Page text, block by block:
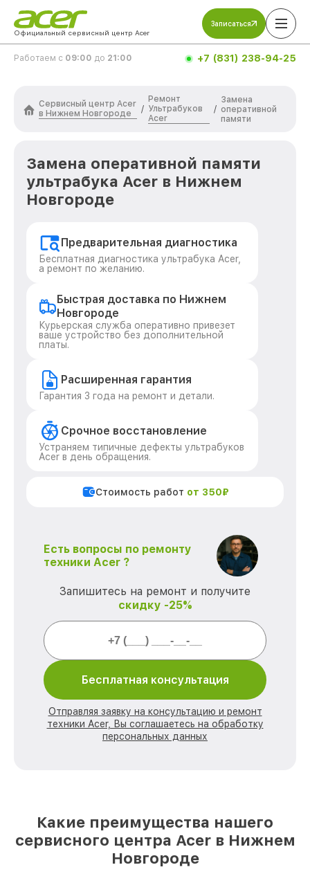
Официальный сервисный центр Acer
Записаться
Работаем с 09:00 до 21:00 +7 (831) 238-94-25
Сервисный центр Acer
в Нижнем Новгороде
/
Ремонт
Ультрабуков
Acer
/
Замена
оперативной
памяти
Замена оперативной памяти
ультрабука Acer в Нижнем
Новгороде
Предварительная диагностика
Бесплатная диагностика ультрабука Acer,
а ремонт по желанию.
Быстрая доставка по Нижнем
Новгороде
Курьерская служба оперативно привезет
ваше устройство без дополнительной
платы.
Расширенная гарантия
Гарантия 3 года на ремонт и детали.
Срочное восстановление
Устраняем типичные дефекты ультрабуков
Acer в день обращения.
Стоимость работ от 350₽
Есть вопросы по ремонту
техники Acer ?
Запишитесь на ремонт и получите
скидку -25%
Бесплатная консультация
Отправляя заявку на консультацию и ремонт
техники Acer, Вы соглашаетесь на обработку
персональных данных
Какие преимущества нашего
сервисного центра Acer в Нижнем
Новгороде